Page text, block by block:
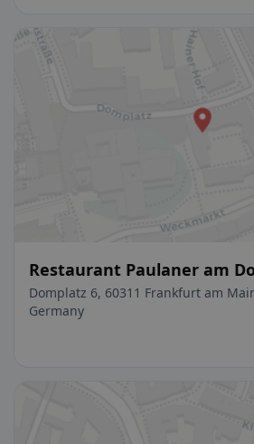
Restaurant Paulaner am
Domplatz 6, 60311 Frankfurt am
Germany